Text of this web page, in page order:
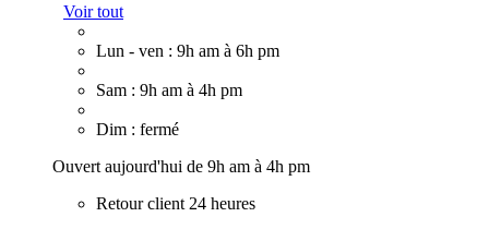
Voir tout
Lun - ven : 9h am à 6h pm
Sam : 9h am à 4h pm
Dim : fermé
Ouvert aujourd'hui de 9h am à 4h pm
Retour client 24 heures